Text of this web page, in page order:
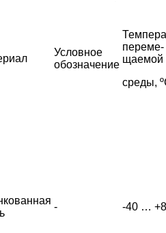
Условное
обозначение
переме-
щаемой
среды,
- -40 …